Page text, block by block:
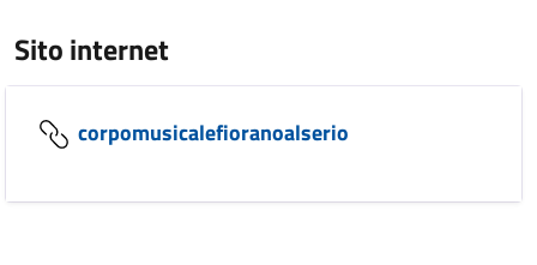
Sito internet
corpomusicalefioranoalserio